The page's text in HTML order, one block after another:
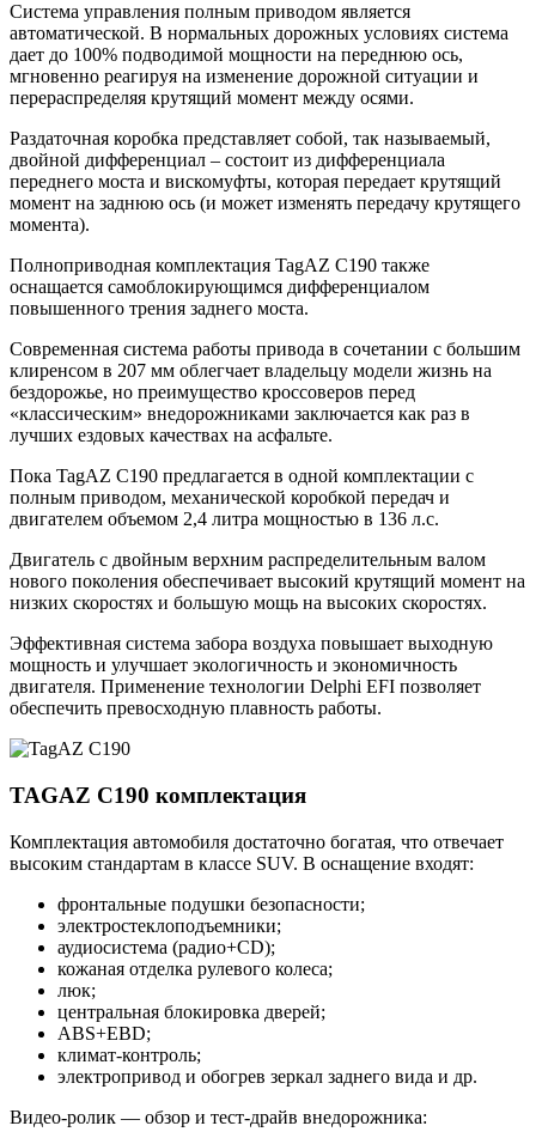
Система управления полным приводом является
автоматической. В нормальных дорожных условиях система
дает до 100% подводимой мощности на переднюю ось,
мгновенно реагируя на изменение дорожной ситуации и
перераспределяя крутящий момент между осями.
Раздаточная коробка представляет собой, так называемый,
двойной дифференциал – состоит из дифференциала
переднего моста и вискомуфты, которая передает крутящий
момент на заднюю ось (и может изменять передачу крутящего
момента).
Полноприводная комплектация TagAZ C190 также
оснащается самоблокирующимся дифференциалом
повышенного трения заднего моста.
Современная система работы привода в сочетании с большим
клиренсом в 207 мм облегчает владельцу модели жизнь на
бездорожье, но преимущество кроссоверов перед
«классическим» внедорожниками заключается как раз в
лучших ездовых качествах на асфальте.
Пока TagAZ C190 предлагается в одной комплектации с
полным приводом, механической коробкой передач и
двигателем объемом 2,4 литра мощностью в 136 л.с.
Двигатель с двойным верхним распределительным валом
нового поколения обеспечивает высокий крутящий момент на
низких скоростях и большую мощь на высоких скоростях.
Эффективная система забора воздуха повышает выходную
мощность и улучшает экологичность и экономичность
двигателя. Применение технологии Delphi EFI позволяет
обеспечить превосходную плавность работы.
TAGAZ C190 комплектация
Комплектация автомобиля достаточно богатая, что отвечает
высоким стандартам в классе SUV. В оснащение входят:
фронтальные подушки безопасности;
электростеклоподъемники;
аудиосистема (радио+CD);
кожаная отделка рулевого колеса;
люк;
центральная блокировка дверей;
ABS+EBD;
климат-контроль;
электропривод и обогрев зеркал заднего вида и др.
Видео-ролик — обзор и тест-драйв внедорожника: